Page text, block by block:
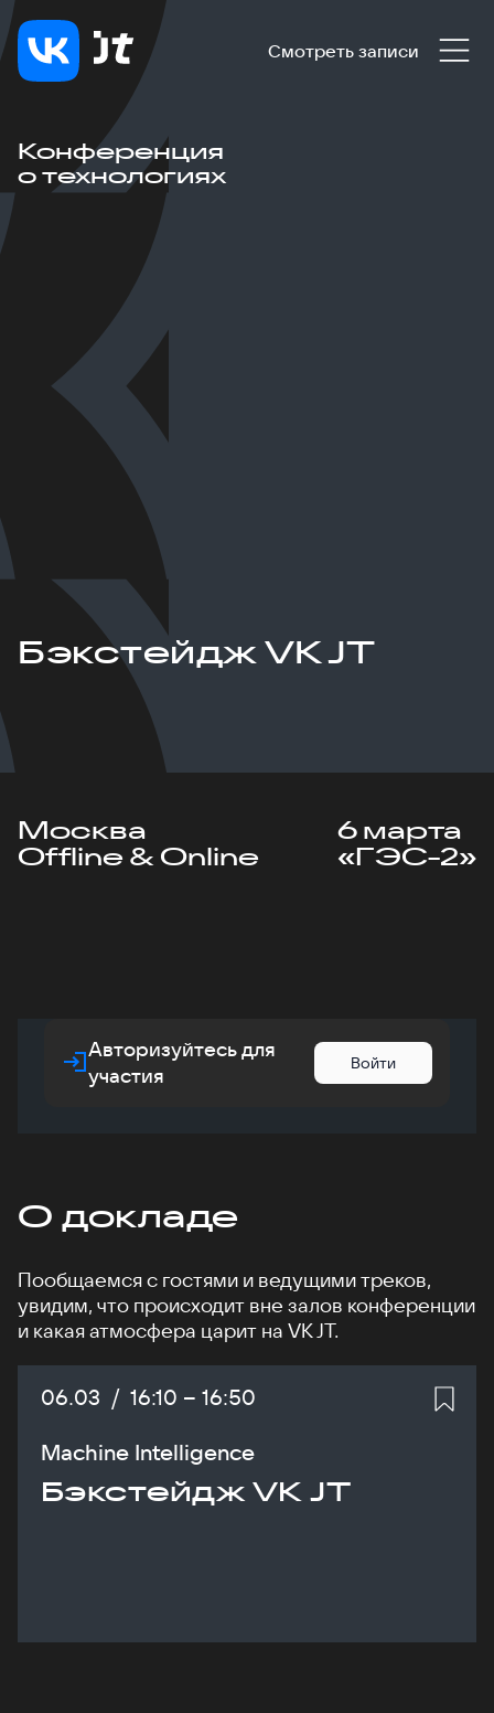
Смотреть записи
Конференция
о технологиях
Бэкстейдж VK JT
Москва
Offline & Online
6 марта
«ГЭС-2»
Авторизуйтесь для
участия
Войти
О докладе
Пообщаемся с гостями и ведущими треков,
увидим, что происходит вне залов конференции
и какая атмосфера царит на VK JT.
Дата:
06.03 / Начало:
16:10 – Конец:
16:50
Machine Intelligence
Бэкстейдж VK JT